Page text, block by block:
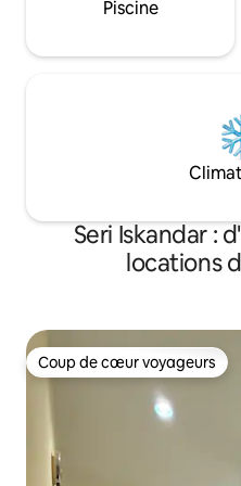
Piscine
Seri Iskandar :
locations
Coup de cœur voyageurs
Coup de cœur voyageurs